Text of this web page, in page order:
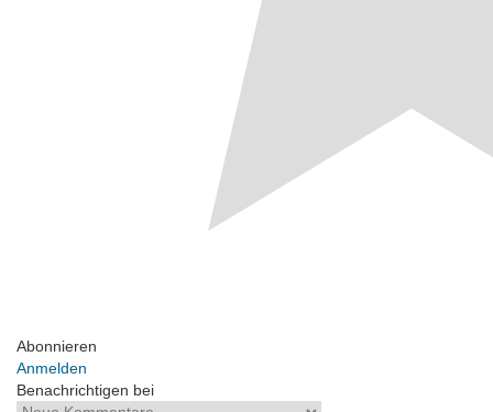
Abonnieren
Anmelden
Benachrichtigen bei